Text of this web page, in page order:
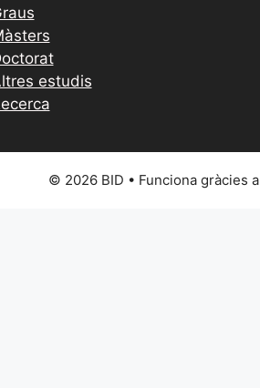
estudis
© 2026 BID • Funciona gràcies a